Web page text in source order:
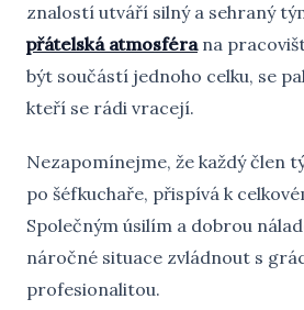
znalostí utváří silný a sehraný
přátelská atmosférana
být součástí jednoho celku, se
kteří se rádi vracejí.
Nezapomínejme, že každý člen
po šéfkuchaře, přispívá k
Společným úsilím a dobrou
náročné situace zvládnout s
profesionalitou.